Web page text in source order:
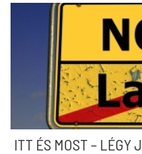
ITT ÉS MOST – LÉGY